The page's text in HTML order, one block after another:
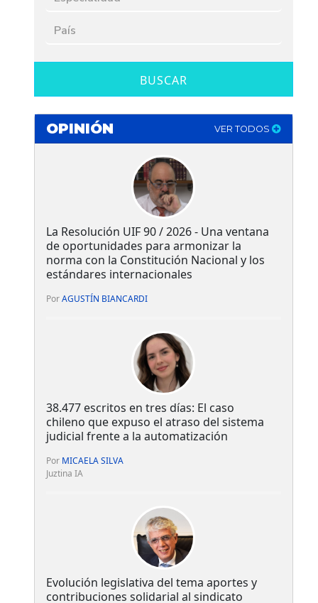
BUSCAR
OPINIÓN VER TODOS
La Resolución UIF 90 / 2026 - Una ventana
de oportunidades para armonizar la
norma con la Constitución Nacional y los
estándares internacionales
PorAGUSTÍN BIANCARDI
38.477 escritos en tres días: El caso
chileno que expuso el atraso del sistema
judicial frente a la automatización
Por MICAELA SILVA
Juztina IA
Evolución legislativa del tema aportes y
contribuciones solidarial al sindicato